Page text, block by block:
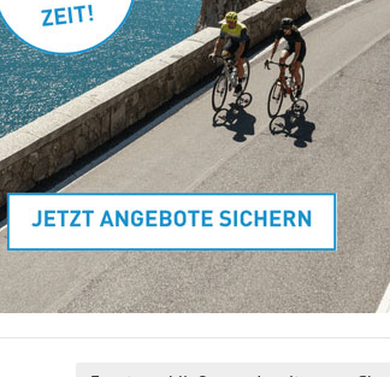
Sternen
Rahmengröße
sind nicht so unser Ding hier bei CUBE,
das Nuride Hybrid EXC 800 auch mit der
12-fach Shimano XT Schaltung sowie
Antrieb mit 800 Wh Akku und Kiox 300 Display
Gabel: RockShox Recon Silver RL Air, Tapered,